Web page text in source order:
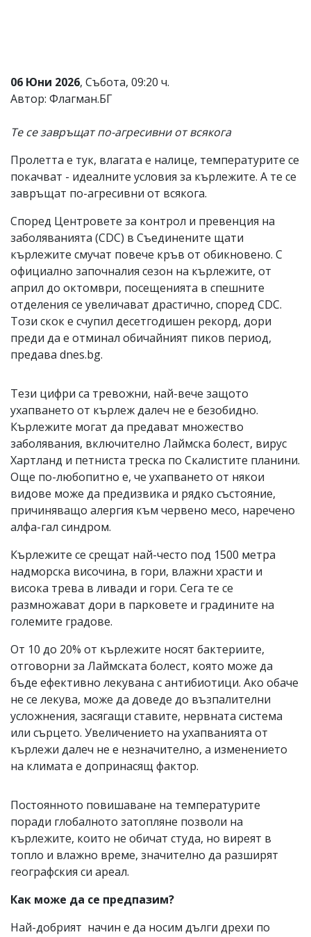
от
читателите
и
не
носи
за
тях!
Ако
откриете
обиден
за
вас
коментар,
моля
сигнализирайте
ни!
06 Юни 2026, Събота, 09:20 ч.
Автор: Флагман.БГ
Те се завръщат по-агресивни от всякога
Пролетта е тук, влагата е налице, температурите се
покачват - идеалните условия за кърлежите. А те се
завръщат по-агресивни от всякога.
Според Центровете за контрол и превенция на
заболяванията (CDC) в Съединените щати
кърлежите смучат повече кръв от обикновено. С
официално започналия сезон на кърлежите, от
април до октомври, посещенията в спешните
отделения се увеличават драстично, според CDC.
Този скок е счупил десетгодишен рекорд, дори
преди да е отминал обичайният пиков период,
предава dnes.bg.
Тези цифри са тревожни, най-вече защото
ухапването от кърлеж далеч не е безобидно.
Кърлежите могат да предават множество
заболявания, включително Лаймска болест, вирус
Хартланд и петниста треска по Скалистите планини.
Още по-любопитно е, че ухапването от някои
видове може да предизвика и рядко състояние,
причиняващо алергия към червено месо, наречено
алфа-гал синдром.
Кърлежите се срещат най-често под 1500 метра
надморска височина, в гори, влажни храсти и
висока трева в ливади и гори. Сега те се
размножават дори в парковете и градините на
големите градове.
От 10 до 20% от кърлежите носят бактериите,
отговорни за Лаймската болест, която може да
бъде ефективно лекувана с антибиотици. Ако обаче
не се лекува, може да доведе до възпалителни
усложнения, засягащи ставите, нервната система
или сърцето. Увеличението на ухапванията от
кърлежи далеч не е незначително, а изменението
на климата е допринасящ фактор.
Постоянното повишаване на температурите
поради глобалното затопляне позволи на
кърлежите, които не обичат студа, но виреят в
топло и влажно време, значително да разширят
географския си ареал.
Как може да се предпазим?
Най-добрият начин е да носим дълги дрехи по